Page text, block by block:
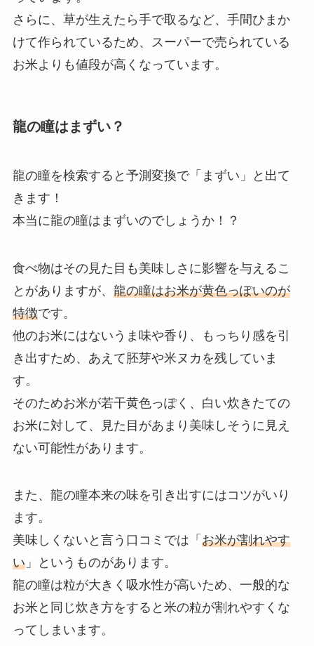
さらに、草が生えたら手で取るなど、手間ひまか
けて作られているため、スーパーで売られている
お米よりも値段が高くなっています。
龍の瞳はまずい？
龍の瞳を検索すると予測変換で「まずい」と出て
きます！
本当に龍の瞳はまずいのでしょうか！？
食べ物はその見た目も美味しさに影響を与えるこ
とがありますが、 龍の瞳はお米が黄色っぽいのが
特徴です。
他のお米にはないうま味や香り、もっちり感を引
き出すため、あえて胚芽や米ヌカを残していま
す。
そのためお米が若干黄色っぽく、白い炊きたての
お米に対して、見た目があまり美味しそうに見え
ない可能性があります。
また、龍の瞳本来の味を引き出すにはコツがいり
ます。
美味しくないと言う口コミでは「 お米が割れやす
い」というものがあります。
龍の瞳は粒が大きく吸水性が高いため、一般的な
お米と同じ炊き方をすると米の粒が割れやすくな
ってしまいます。